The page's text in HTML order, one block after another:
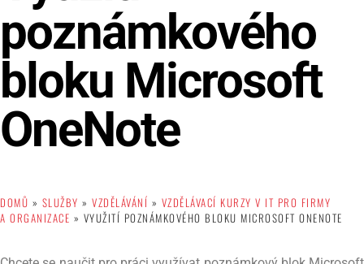
poznámkového
bloku Microsoft
OneNote
DOMŮ » SLUŽBY » VZDĚLÁVÁNÍ » VZDĚLÁVACÍ KURZY V IT PRO FIRMY
A ORGANIZACE » VYUŽITÍ POZNÁMKOVÉHO BLOKU MICROSOFT ONENOTE